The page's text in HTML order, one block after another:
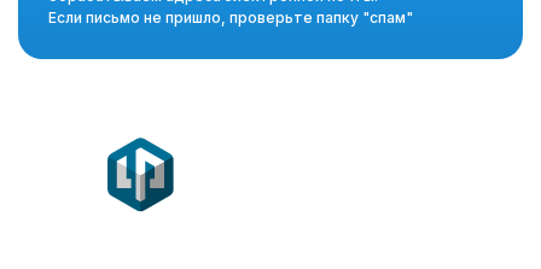
Если письмо не пришло, проверьте папку "спам"